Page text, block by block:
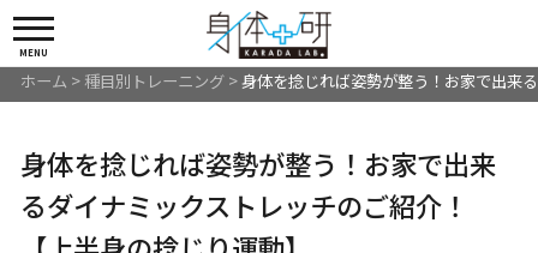
MENU
ホーム > 種目別トレーニング>身体を捻じれば姿勢が整う！お家で出来
身体を捻じれば姿勢が整う！お家で出来
るダイナミックストレッチのご紹介！